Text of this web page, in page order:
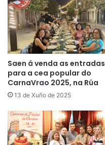
Saen á venda as entradas
para a cea popular do
CarnaVrao 2025, na Rúa
13 de Xuño de 2025